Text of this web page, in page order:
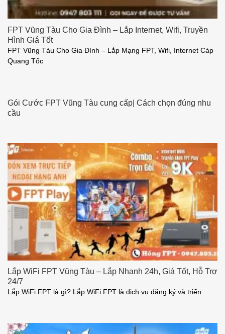
FPT Vũng Tàu Cho Gia Đình – Lắp Internet, Wifi, Truyền
Hình Giá Tốt
FPT Vũng Tàu Cho Gia Đình – Lắp Mạng FPT, Wifi, Internet Cáp
Quang Tốc
Gói Cước FPT Vũng Tàu cung cấp| Cách chọn đúng nhu
cầu
Lắp WiFi FPT Vũng Tàu – Lắp Nhanh 24h, Giá Tốt, Hỗ Trợ
24/7
Lắp WiFi FPT là gì? Lắp WiFi FPT là dịch vụ đăng ký và triển